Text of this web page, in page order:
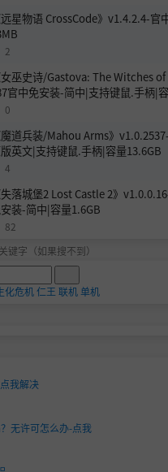
远星物语 CrossCode》v1.4.2.4-
2
女巫史诗/Gastova: The Witches
官中免安装-简中|支持键鼠.手柄|
0
魔道兵装/Mahou Arms》
英文|支持键鼠.手柄|容量13.6GB
4
失落城堡2 Lost Castle 2》
装-简中|容量1.6GB
82
键字（如果搜不到）
化危机仁王 联机单机
我解决
无许可怎么办-点我